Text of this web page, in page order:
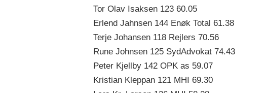
Tor Olav Isaksen 123 60.05
Erlend Jahnsen 144 Enøk Total 61.38
Terje Johansen 118 Rejlers 70.56
Rune Johnsen 125 SydAdvokat 74.43
Peter Kjellby 142 OPK as 59.07
Kristian Kleppan 121 MHI 69.30